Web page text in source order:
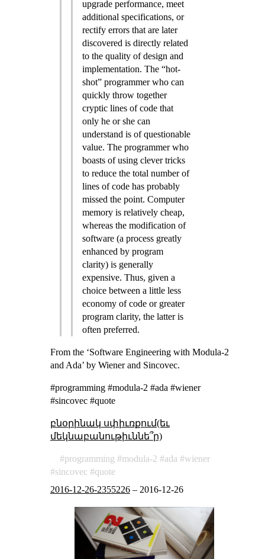
upgrade performance, meet
additional specifications, or
rectify errors that are later
discovered is directly related
to the quality of design and
implementation. The “hot-
shot” programmer who can
quickly throw together
cryptic lines of code that
only he or she can
understand is of questionable
value. The programmer who
boasts of using clever tricks
to reduce the total number of
lines of code has probably
missed the point. Computer
memory is relatively cheap,
whereas the modification of
software (a process greatly
enhanced by program
clarity) is generally
expensive. Thus, given a
choice between a little less
economy of code or greater
program clarity, the latter is
often preferred.
From the ‘Software Engineering with Modula-2
and Ada’ by Wiener and Sincovec.
#programming #modula-2 #ada #wiener
#sincovec #quote
բնօրինակ սփիւռքում(եւ
մեկնաբանութիւննե՞ր)
programming modula-2 ada
wiener
sincovec
quote
2016-12-26-2355226– 2016-12-26